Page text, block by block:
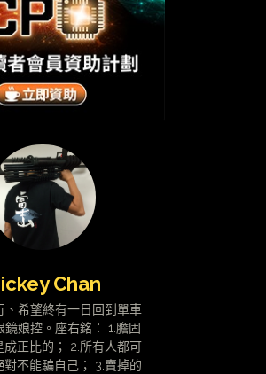
Chan
、希望終有一日回到單車
鏡娘控。座右銘： 1.膽固
成正比的； 2.所有人都可
對不能騙自己； 3.賣掉的